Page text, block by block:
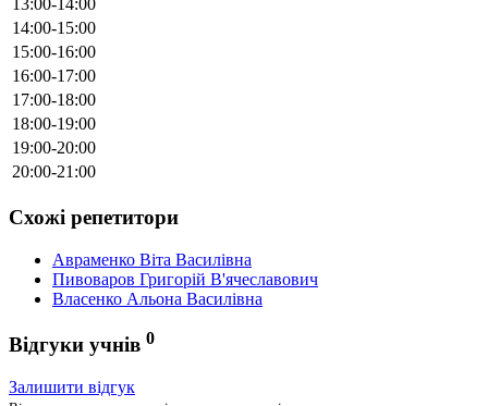
13:00-14:00
14:00-15:00
15:00-16:00
16:00-17:00
17:00-18:00
18:00-19:00
19:00-20:00
20:00-21:00
Схожі репетитори
Авраменко Віта Василівна
Пивоваров Григорій В'ячеславович
Власенко Альона Василівна
Відгуки учнів 0
Залишити відгук